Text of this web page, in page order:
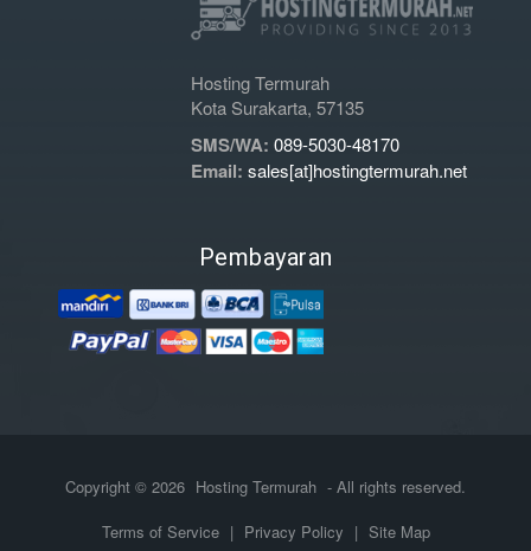
Hosting Termurah
Kota Surakarta, 57135
SMS/WA: 089-5030-48170
Email: sales[at]hostingtermurah.net
Pembayaran
Copyright © 2026 Hosting Termurah - All rights reserved.
Terms of Service | Privacy Policy | Site Map